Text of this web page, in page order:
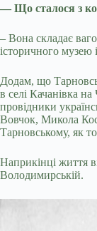
— Що сталося з
– Вона складає
історичного музею
Додам, що
в селі Качанівка
провідники
Вовчок, Микола
Тарновському, як
Наприкінці життя
Володимирській.